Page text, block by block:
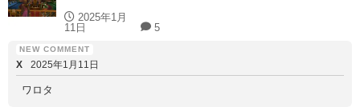
2025年1月
11日
5
X 2025年1月11日
ワロタ